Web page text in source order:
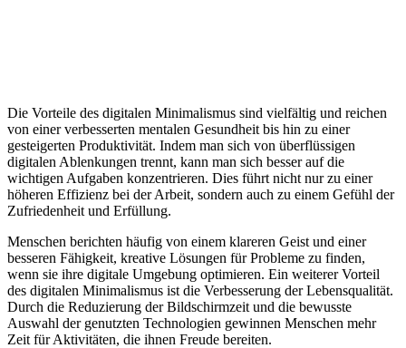
Die Vorteile des digitalen Minimalismus sind vielfältig und reichen
von einer verbesserten mentalen Gesundheit bis hin zu einer
gesteigerten Produktivität. Indem man sich von überflüssigen
digitalen Ablenkungen trennt, kann man sich besser auf die
wichtigen Aufgaben konzentrieren. Dies führt nicht nur zu einer
höheren Effizienz bei der Arbeit, sondern auch zu einem Gefühl der
Zufriedenheit und Erfüllung.
Menschen berichten häufig von einem klareren Geist und einer
besseren Fähigkeit, kreative Lösungen für Probleme zu finden,
wenn sie ihre digitale Umgebung optimieren. Ein weiterer Vorteil
des digitalen Minimalismus ist die Verbesserung der Lebensqualität.
Durch die Reduzierung der Bildschirmzeit und die bewusste
Auswahl der genutzten Technologien gewinnen Menschen mehr
Zeit für Aktivitäten, die ihnen Freude bereiten.